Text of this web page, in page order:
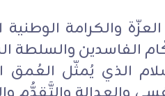
العزّة والكرامة
الفاسدين والسلطة
الذي يُمثّل